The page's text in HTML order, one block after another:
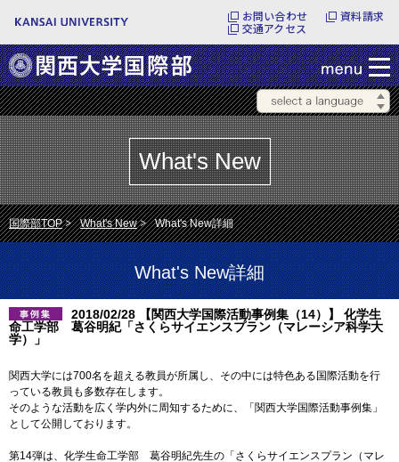
お問い合わせ
資料請求
交通アクセス
What's New
国際部TOP What's New What's New詳細
What's New詳細
2018/02/28 【関西大学国際活動事例集（14）】 化学生
命工学部 葛谷明紀「さくらサイエンスプラン（マレーシア科学大
学）」
関西大学には700名を超える教員が所属し、その中には特色ある国際活動を行
っている教員も多数存在します。
そのような活動を広く学内外に周知するために、「関西大学国際活動事例集」
として公開しております。
第14弾は、化学生命工学部 葛谷明紀先生の「さくらサイエンスプラン（マレ